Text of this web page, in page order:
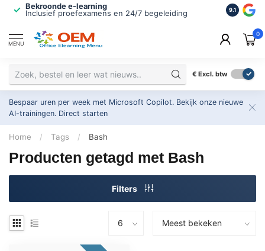
Bekroonde e-learning
Inclusief proefexamens en 24/7 begeleiding
ISO
2.500+
9.1
MENU
0
€ Excl. btw
Bespaar uren per week met Microsoft Copilot. Bekijk onze nieuwe
AI-trainingen. Direct starten
Home / Tags / Bash
Producten getagd met Bash
Filters